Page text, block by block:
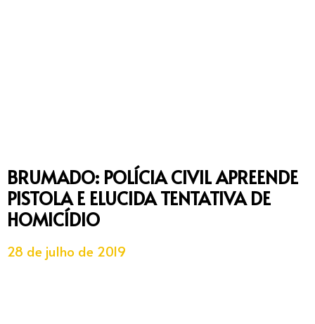
BRUMADO: POLÍCIA CIVIL APREENDE
PISTOLA E ELUCIDA TENTATIVA DE
HOMICÍDIO
28 de julho de 2019